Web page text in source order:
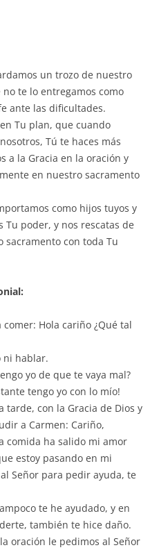
un trozo de nuestro
te lo entregamos como
ante las dificultades.
Tu plan, que cuando
Tú te haces más
a la Gracia en la oración y
en nuestro sacramento
como hijos tuyos y
poder, y nos rescatas de
sacramento con toda Tu
Hola cariño ¿Qué tal
ni hablar.
yo de que te vaya mal?
tengo yo con lo mío!
tarde, con la Gracia de Dios y
a Carmen: Cariño,
comida ha salido mi amor
estoy pasando en mi
Señor para pedir ayuda, te
te he ayudado, y en
también te hice daño.
oración le pedimos al Señor